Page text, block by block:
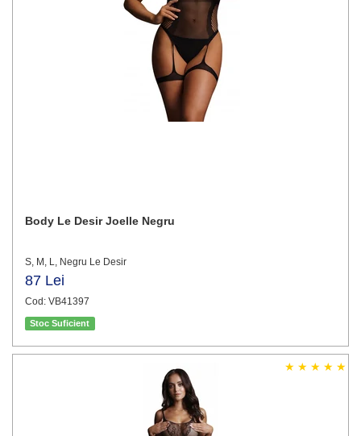
Body Le Desir Joelle Negru
S, M, L, Negru Le Desir
87 Lei
Cod: VB41397
Stoc Suficient